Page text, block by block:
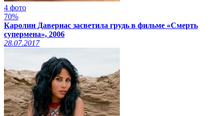
4 фото
70%
Каролин Давернас засветила грудь в фильме «Смерть
супермена», 2006
28.07.2017